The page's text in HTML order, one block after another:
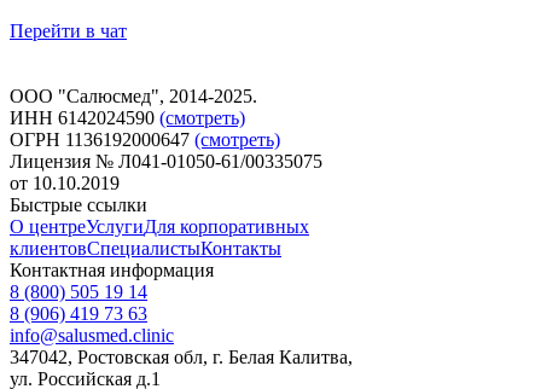
Перейти в чат
ООО "Салюсмед", 2014-2025.
ИНН 6142024590 (смотреть)
ОГРН 1136192000647 (смотреть)
Лицензия № Л041-01050-61/00335075
от 10.10.2019
Быстрые ссылки
О центреУслугиДля корпоративных
клиентовСпециалистыКонтакты
Контактная информация
8 (800) 505 19 14
8 (906) 419 73 63
info@salusmed.clinic
347042, Ростовская обл, г. Белая Калитва,
ул. Российская д.1